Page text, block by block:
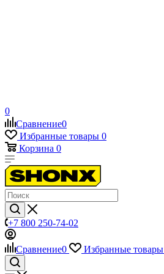
0
Сравнение0
Избранные товары 0
Корзина 0
+7 800 250-74-02
Сравнение0 Избранные товары